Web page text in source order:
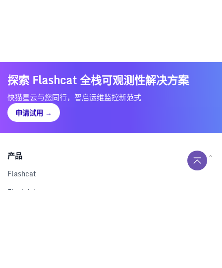
探索 Flashcat 全栈可观测性解决方案
快猫星云与您同行，智启运维监控新范式
申请试用 →
产品
Flashcat
Flashduty